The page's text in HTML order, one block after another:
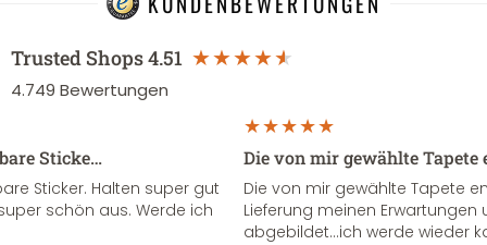
Trusted Shops4.51
4.749 Bewertungen
Sticke…
Sticker. Halten super gut
schön aus. Werde ich
Die von mir gewählte
Die von mir gewählte Tapete
Lieferung meinen Erwartungen
abgebildet...ich werde wieder